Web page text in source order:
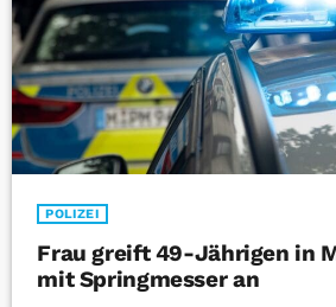
POLIZEI
Frau greift 49-Jährigen in
mit Springmesser an